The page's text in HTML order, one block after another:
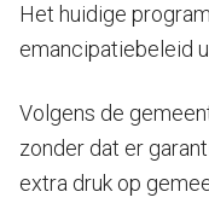
Het huidige
emancipatiebeleid
Volgens de
zonder dat er
extra druk op